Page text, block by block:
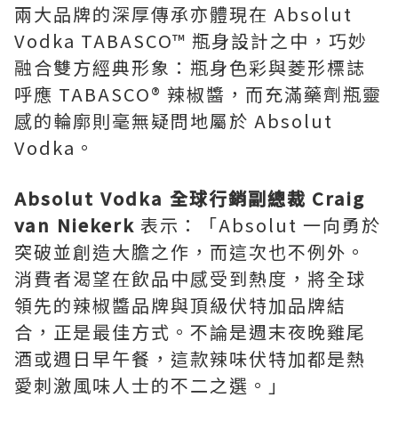
兩大品牌的深厚傳承亦體現在 Absolut
Vodka TABASCO™ 瓶身設計之中，巧妙
融合雙方經典形象：瓶身色彩與菱形標誌
呼應 TABASCO® 辣椒醬，而充滿藥劑瓶靈
感的輪廓則毫無疑問地屬於 Absolut
Vodka。
Absolut Vodka 全球行銷副總裁 Craig
van Niekerk 表示：「Absolut 一向勇於
突破並創造大膽之作，而這次也不例外。
消費者渴望在飲品中感受到熱度，將全球
領先的辣椒醬品牌與頂級伏特加品牌結
合，正是最佳方式。不論是週末夜晚雞尾
酒或週日早午餐，這款辣味伏特加都是熱
愛刺激風味人士的不二之選。」